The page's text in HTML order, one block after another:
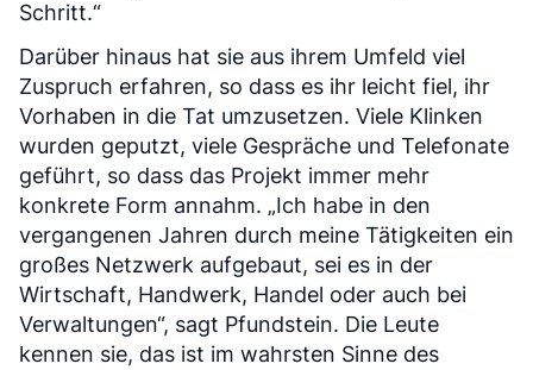
Schritt.“
Darüber hinaus hat sie aus ihrem Umfeld viel
Zuspruch erfahren, so dass es ihr leicht fiel, ihr
Vorhaben in die Tat umzusetzen. Viele Klinken
wurden geputzt, viele Gespräche und Telefonate
geführt, so dass das Projekt immer mehr
konkrete Form annahm. „Ich habe in den
vergangenen Jahren durch meine Tätigkeiten ein
großes Netzwerk aufgebaut, sei es in der
Wirtschaft, Handwerk, Handel oder auch bei
Verwaltungen“, sagt Pfundstein. Die Leute
kennen sie, das ist im wahrsten Sinne des